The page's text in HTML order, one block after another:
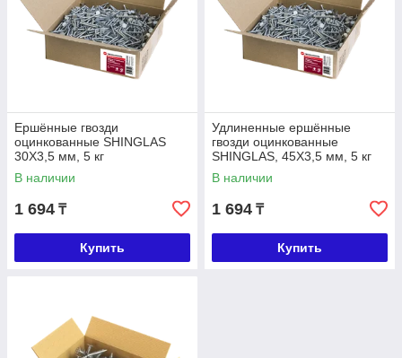
Ершённые гвозди
оцинкованные SHINGLAS
30Х3,5 мм, 5 кг
В наличии
1 694 ₸
Купить
Удлиненные ершённые
гвозди оцинкованные
SHINGLAS, 45Х3,5 мм, 5 кг
В наличии
1 694 ₸
Купить